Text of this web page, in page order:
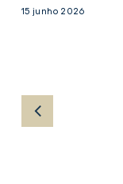
15 junho 2026